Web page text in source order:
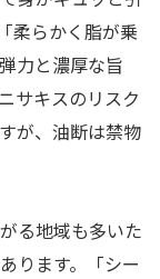
柔らかく脂が乗
力と濃厚な旨
サキスのリスク
が、油断は禁物
る地域も多いた
ります。「シー